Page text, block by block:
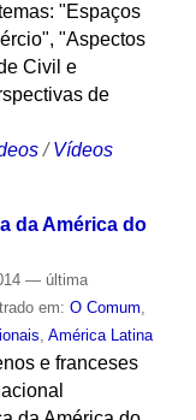
"Espaços
"Aspectos
Civil e
de
/Vídeos
da América do
— última
em: O Comum,
, América Latina
e franceses